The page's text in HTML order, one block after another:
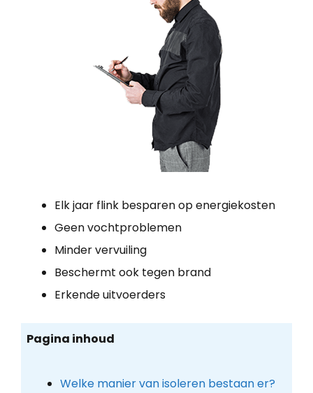
Elk jaar flink besparen op energiekosten
Geen vochtproblemen
Minder vervuiling
Beschermt ook tegen brand
Erkende uitvoerders
Pagina inhoud
Welke manier van isoleren bestaan er?